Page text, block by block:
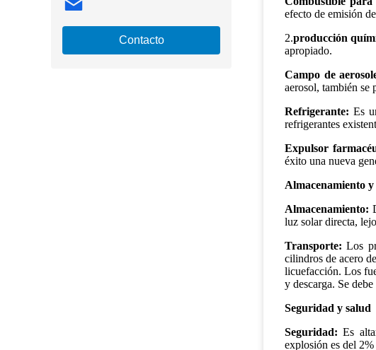
Contacto
efecto de emisión
2.producción
apropiado.
Campo de
aerosol, también se
Refrigerante: Es
refrigerantes
Expulsor
éxito una nueva
Almacenamiento
Almacenamiento:
luz solar directa,
Transporte:Los
cilindros de acero
licuefacción. Los
y descarga. Se
Seguridad y salud
Seguridad: Es
explosión es del